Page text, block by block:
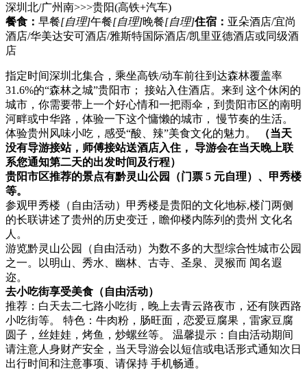
深圳北/广州南>>>贵阳(高铁+汽车)
餐食： 早餐[自理]午餐[自理]晚餐[自理]住宿： 亚朵酒店/宜尚
酒店/华美达安可酒店/雅斯特国际酒店/凯里亚德酒店或同级酒
店
指定时间深圳北集合，乘坐高铁/动车前往到达森林覆盖率
31.6%的“森林之城”贵阳市； 接站入住酒店。来到 这个休闲的
城市，你需要带上一个好心情和一把雨伞，到贵阳市区的南明
河畔或中华路，体验一下这个慵懒的城市， 慢节奏的生活。
体验贵州风味小吃，感受“酸、辣”美食文化的魅力。
（当天
没有导游接站，师傅接站送酒店入住， 导游会在当天晚上联
系您通知第二天的出发时间及行程）
贵阳市区推荐的景点有黔灵山公园（门票 5 元自理）、甲秀楼
等。
参观甲秀楼（自由活动）甲秀楼是贵阳的文化地标,楼门两侧
的长联讲述了贵州的历史变迁，瞻仰楼内陈列的贵州 文化名
人。
游览黔灵山公园（自由活动）为数不多的大型综合性城市公园
之一。以明山、秀水、幽林、古寺、圣泉、灵猴而 闻名遐
迩。
去小吃街享受美食（自由活动）
推荐：白天去二七路小吃街，晚上去青云路夜市，还有陕西路
小吃街等。 特色：牛肉粉，肠旺面，恋爱豆腐果，雷家豆腐
圆子，丝娃娃，烤鱼，炒螺丝等。 温馨提示：自由活动期间
请注意人身财产安全，当天导游会以短信或电话形式通知次日
出行时间和注意事项、请保持 手机畅通。